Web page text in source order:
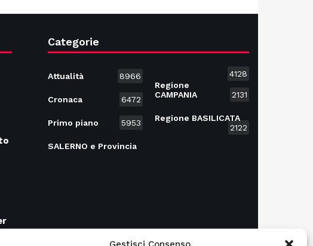
Categorie
Attualità 8966
Cronaca 6472
Primo piano 5953
SALERNO e Provincia
4128
Regione
CAMPANIA
2131
Regione BASILICATA
2122